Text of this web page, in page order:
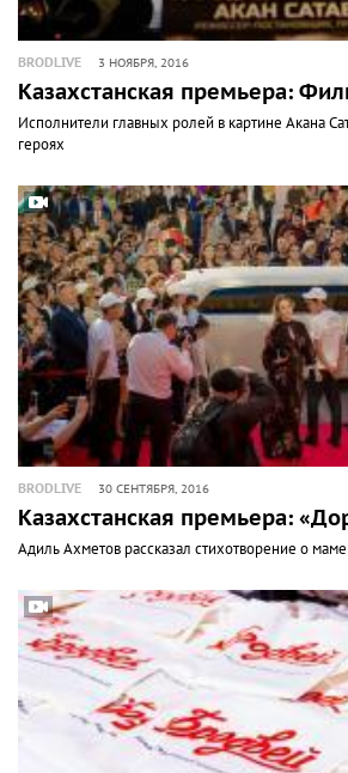
BRODLIVE 3 НОЯБРЯ, 2016
Казахстанская премьера:
Исполнители главных ролей в картине Акана
героях
BRODLIVE 30 СЕНТЯБРЯ, 2016
Казахстанская премьера:
Адиль Ахметов рассказал стихотворение о маме